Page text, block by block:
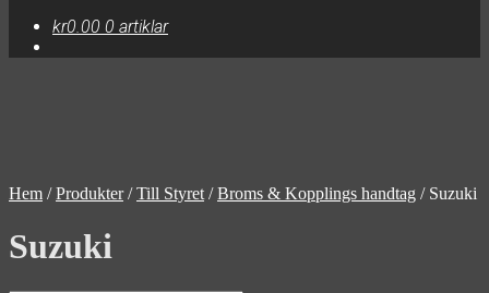
kr0.00 0 artiklar
Hem /Produkter/Till Styret /Broms & Kopplings handtag / Suzuki
Suzuki